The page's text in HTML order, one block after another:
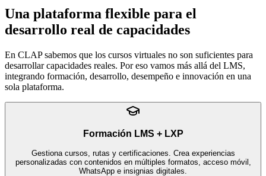
Una plataforma flexible para el
desarrollo real de capacidades
En CLAP sabemos que los cursos virtuales no son suficientes para
desarrollar capacidades reales. Por eso vamos más allá del LMS,
integrando formación, desarrollo, desempeño e innovación en una
sola plataforma.
Formación LMS + LXP
Gestiona cursos, rutas y certificaciones. Crea experiencias
personalizadas con contenidos en múltiples formatos, acceso móvil,
WhatsApp e insignias digitales.